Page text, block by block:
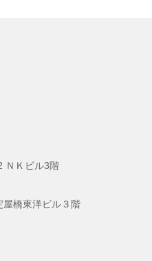
ＮＫビル3階
橋東洋ビル３階